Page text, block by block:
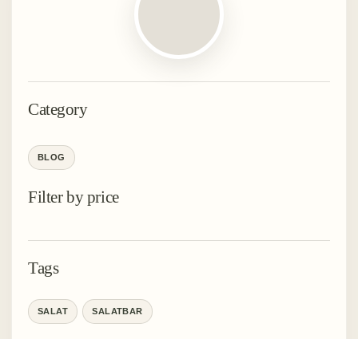
Category
BLOG
Filter by price
Tags
SALAT SALATBAR